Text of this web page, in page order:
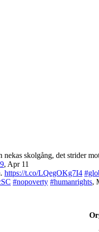
skolgång, det strider
, Apr 11
https://t.co/LQegOKg7I4
#nopoverty #humanrights,